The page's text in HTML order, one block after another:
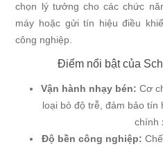
chọn lý tưởng cho các chức
máy hoặc gửi tín hiệu điều
công nghiệp.
Điểm nổi bật của
Vận hành nhạy bén: Cơ
loại bỏ độ trễ, đảm bảo tín
chính
Độ bền công nghiệp: